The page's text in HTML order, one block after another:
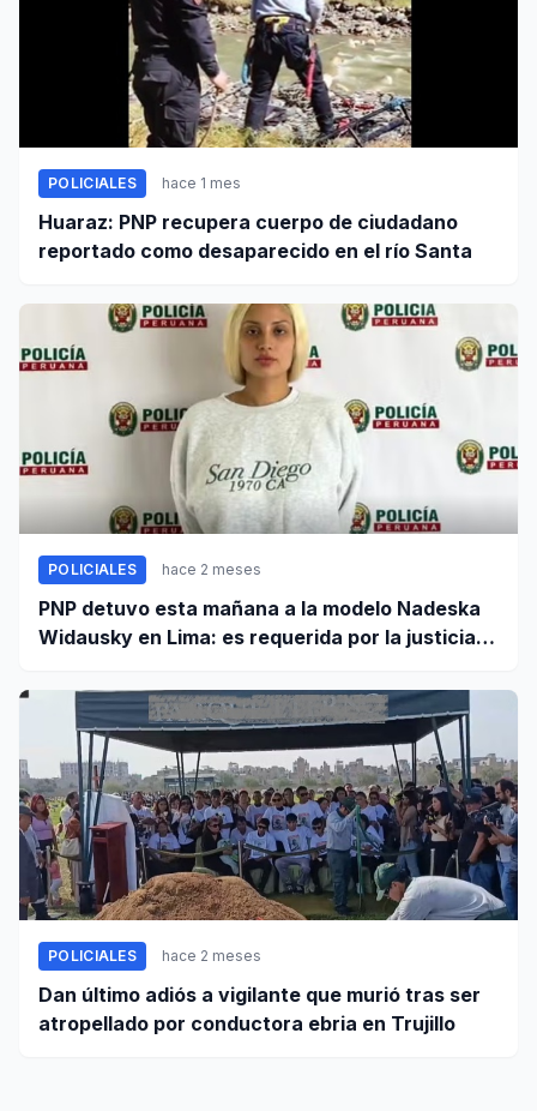
POLICIALES hace 1 mes
Huaraz: PNP recupera cuerpo de ciudadano
reportado como desaparecido en el río Santa
POLICIALES hace 2 meses
PNP detuvo esta mañana a la modelo Nadeska
Widausky en Lima: es requerida por la justicia
POLICIALES hace 2 meses
Dan último adiós a vigilante que murió tras ser
atropellado por conductora ebria en Trujillo